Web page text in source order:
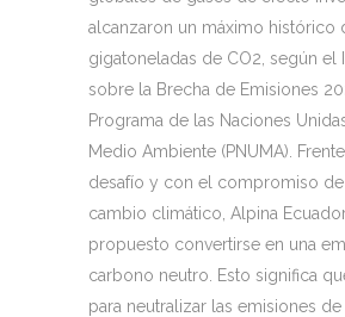
alcanzaron un máximo histórico
gigatoneladas de CO2, según el
sobre la Brecha de Emisiones
Programa de las Naciones
Medio Ambiente (PNUMA).
desafío y con el compromiso
cambio climático, Alpina
propuesto convertirse en una
carbono neutro. Esto significa
para neutralizar las emisiones